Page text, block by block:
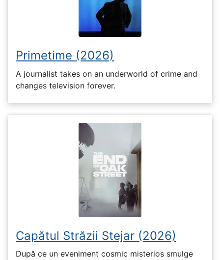
Primetime (2026)
A journalist takes on an underworld of crime and
changes television forever.
Capătul Străzii Stejar (2026)
După ce un eveniment cosmic misterios smulge